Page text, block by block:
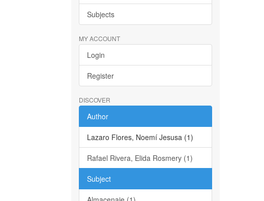
Subjects
MY ACCOUNT
Login
Register
DISCOVER
Author
Lazaro Flores, Noemí Jesusa (1)
Rafael Rivera, Elida Rosmery (1)
Subject